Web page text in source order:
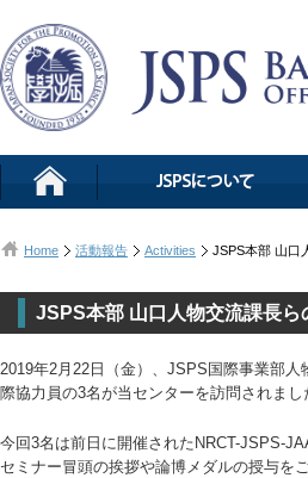
Home 活動報告 Activities JSPS本部 山口
JSPS本部 山口人物交流課長ら
2019年2月22日（金）、JSPS国際事業部
際協力員の3名が当センターを訪問されまし
今回3名は前日に開催されたNRCT-JSPS-
セミナー冒頭の挨拶や論博メダルの授与を